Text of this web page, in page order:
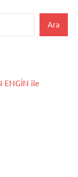
Ara
ENGİN ile